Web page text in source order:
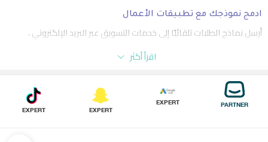
ادمج نموذجك مع تطبيقات الأعمال
أرسل نماذج الطلبات تلقائيًا إلى خدمات التسويق عبر البريد الإلكتروني ،
عندما لا يناسب البرنامج الجاهز احتياجاتك، قم بتخصيص نماذج لتناسبك
بشكل مثالي.
اقرأ أكثر
PARTNER
EXPERT
EXPERT
EXPERT